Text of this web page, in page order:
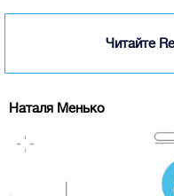
Читайте
Наталя Менько